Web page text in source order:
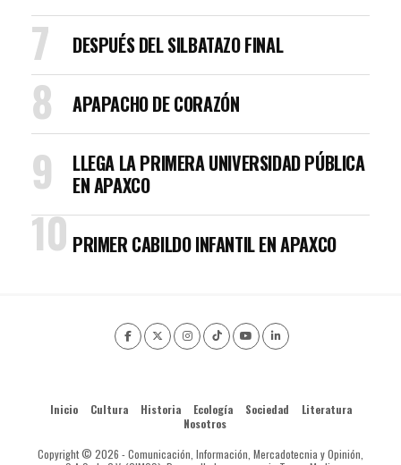
DESPUÉS DEL SILBATAZO FINAL
APAPACHO DE CORAZÓN
LLEGA LA PRIMERA UNIVERSIDAD PÚBLICA
EN APAXCO
PRIMER CABILDO INFANTIL EN APAXCO
Inicio Cultura Historia Ecología Sociedad
Literatura
Nosotros
Copyright © 2026 - Comunicación, Información, Mercadotecnia y Opinión,